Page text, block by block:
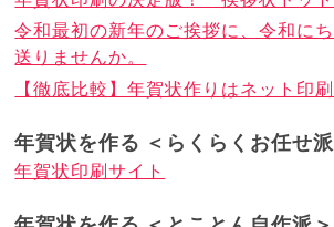
令和最初の新年のご挨拶に、令和に
送りませんか。
【徹底比較】年賀状作りはネット印
年賀状を作る ＜らくらくお任せ派
年賀状印刷サイト